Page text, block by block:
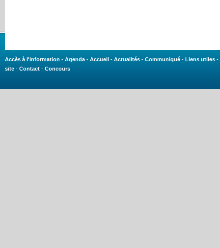
Accès à l'information - Agenda - Accueil - Actualités - Communiqué - Liens utiles -
site - Contact - Concours